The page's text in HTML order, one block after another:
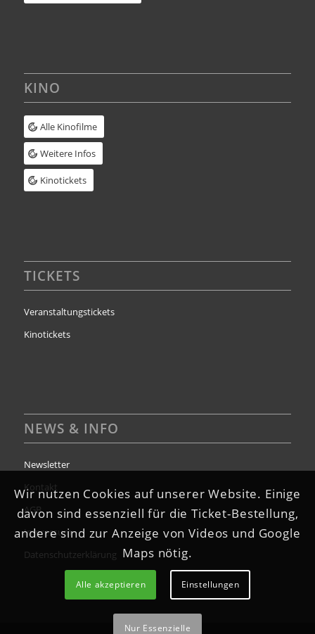
KINO
Alle Kinofilme
Weitere Infos
Kinotickets
TICKETS
Veranstaltungstickets
Kinotickets
NEWS & INFO
Newsletter
Kontakt
AGB
Impressum
Datenschutzerklärung
Wir nutzen Cookies auf unserer Website. Einige
davon sind essenziell für die Ticket-Bestellung,
andere sind zur Anzeige von Videos und Google
Maps nötig.
Alle akzeptieren Einstellungen
Nur Essenzielle